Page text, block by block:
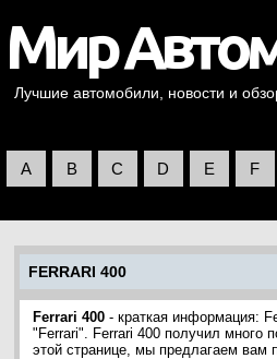
Лучшие автомобили, новости и
A B C D E F
FERRARI 400
Ferrari 400 - краткая информация:
"Ferrari". Ferrari 400 получил много
этой странице, мы предлагаем вам